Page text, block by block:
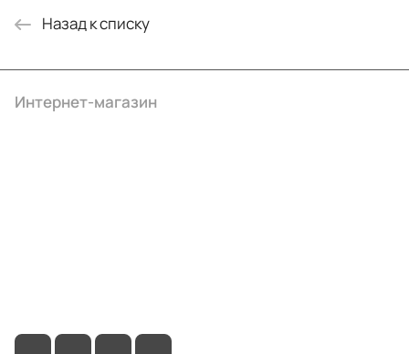
Назад к списку
Интернет-магазин